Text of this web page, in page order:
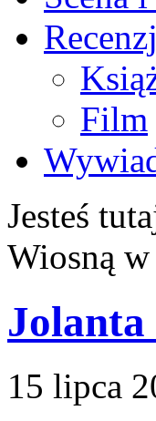
Film
Jesteś
Wiosną
15 lipca